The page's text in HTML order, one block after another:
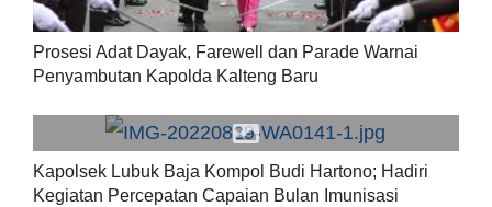
Prosesi Adat Dayak, Farewell dan Parade Warnai
Penyambutan Kapolda Kalteng Baru
Kapolsek Lubuk Baja Kompol Budi Hartono; Hadiri
Kegiatan Percepatan Capaian Bulan Imunisasi